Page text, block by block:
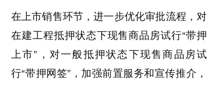
在上市销售环节，进一步优化审批流程，对
在建工程抵押状态下现售商品房试行“带押
上市”，对一般抵押状态下现售商品房试
行“带押网签”，加强前置服务和宣传推介，